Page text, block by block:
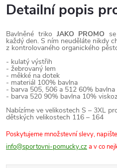
Detailní popis
Bavlněné triko JAKO PROMO
každý den. S ním neuděláte nikdy
z kontrolovaného organického
- kulatý výstřih
- žebrovaný lem
- měkké na dotek
- materiál 100% bavlna
- barva 505, 506 a 512 60% bavlna
- barva 520 90% bavlna 10%
Nabízíme ve velikostech S – 3XL
dětských velikostech 116 – 164
Poskytujeme množstevní slevy,
info@sportovni-pomucky.cz a v co